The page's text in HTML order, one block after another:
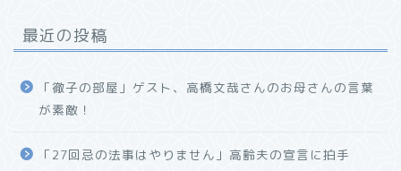
最近の投稿
「徹子の部屋」ゲスト、高橋文哉さんのお母さんの言葉
が素敵！
「27回忌の法事はやりません」高齢夫の宣言に拍手